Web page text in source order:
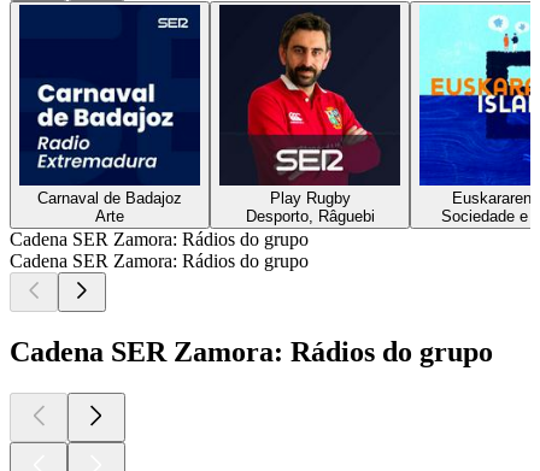
Carnaval de Badajoz
Arte
Play Rugby
Desporto, Râguebi
Euskararen
Sociedade e
Cadena SER Zamora: Rádios do grupo
Cadena SER Zamora: Rádios do grupo
Cadena SER Zamora: Rádios do grupo